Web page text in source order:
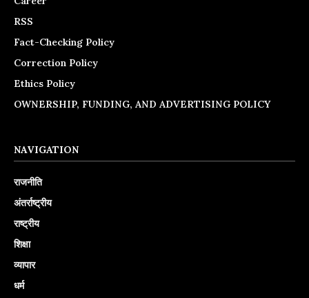
RSS
Fact-Checking Policy
Correction Policy
Ethics Policy
OWNERSHIP, FUNDING, AND ADVERTISING POLICY
NAVIGATION
राजनीति
अंतर्राष्ट्रीय
राष्ट्रीय
शिक्षा
व्यापार
धर्म